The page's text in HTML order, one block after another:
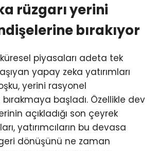
rüzgarı yerini
bırakıyor
piyasaları adeta tek
yapay zeka yatırımları
yerini rasyonel
başladı. Özellikle dev
açıkladığı son çeyrek
yatırımcıların bu devasa
dönüşünü ne zaman